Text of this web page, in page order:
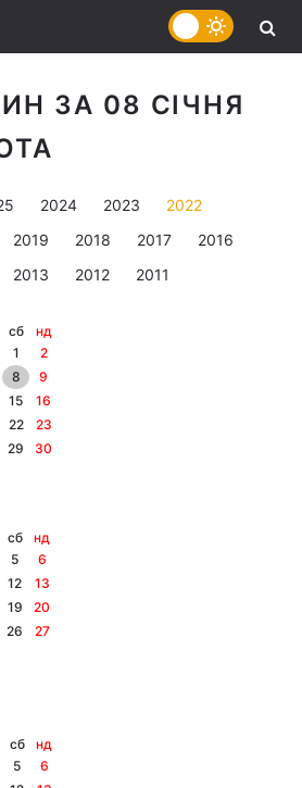
ЗА 08 СІЧНЯ
2024 2023
2022
2019 2018 2017
2016
2013 2012
2011
сб
нд
1
2
8
9
15
16
22
23
29
30
сб
нд
5
6
12
13
19
20
26
27
сб
нд
5
6